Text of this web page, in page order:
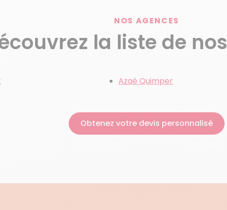
NOS AGENCES
la liste de nos
Azaé Quimper
Obtenez votre devis personnalisé